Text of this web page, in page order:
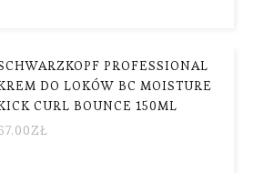
PROFESSIONAL
DO LOKÓW BC MOISTURE
CURL BOUNCE 150ML
ZŁ